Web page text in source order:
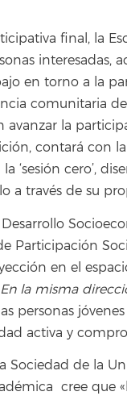
final, la
interesadas,
en torno a la
comunitaria
la
contará con
‘sesión cero’,
a través de su
Participación
en el
la misma
personas
activa y
Sociedad de la
cree que